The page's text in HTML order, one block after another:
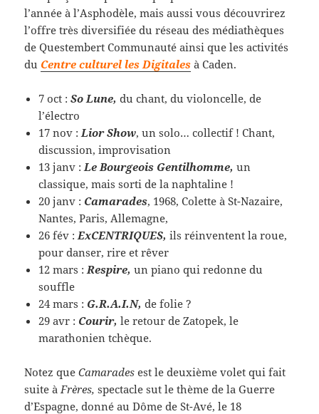
l’année à l’Asphodèle, mais aussi vous découvrirez
l’offre très diversifiée du réseau des médiathèques
de Questembert Communauté ainsi que les activités
du Centre culturel les Digitales à Caden.
7 oct :So Lune,du chant, du violoncelle, de
l’électro
17 nov : Lior Show, un solo… collectif ! Chant,
discussion, improvisation
13 janv : Le Bourgeois Gentilhomme, un
classique, mais sorti de la naphtaline !
20 janv : Camarades, 1968, Colette à St-Nazaire,
Nantes, Paris, Allemagne,
26 fév : ExCENTRIQUES, ils réinventent la roue,
pour danser, rire et rêver
12 mars : Respire, un piano qui redonne du
souffle
24 mars : G.R.A.I.N, de folie ?
29 avr : Courir, le retour de Zatopek, le
marathonien tchèque.
Notez queCamarades est le deuxième volet qui fait
suite à Frères, spectacle sut le thème de la Guerre
d’Espagne, donné au Dôme de St-Avé, le 18